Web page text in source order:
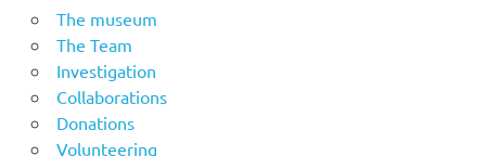
The museum
The Team
Investigation
Collaborations
Donations
Volunteering